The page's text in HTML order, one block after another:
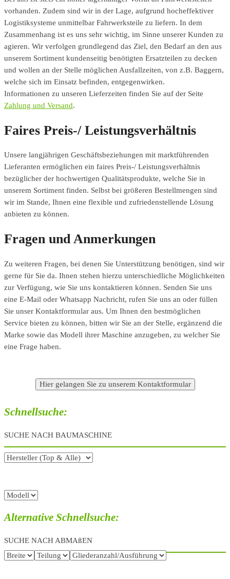
vorhanden. Zudem sind wir in der Lage, aufgrund hocheffektiver
Logistiksysteme unmittelbar Fahrwerksteile zu liefern. In dem
Zusammenhang ist es uns sehr wichtig, im Sinne unserer Kunden zu
agieren. Wir verfolgen grundlegend das Ziel, den Bedarf an den aus
unserem Sortiment kundenseitig benötigten Ersatzteilen zu decken
und wollen an der Stelle möglichen Ausfallzeiten, von z.B. Baggern,
welche sich im Einsatz befinden, entgegenwirken.
Informationen zu unseren Lieferzeiten finden Sie auf der Seite
Zahlung und Versand.
Faires Preis-/ Leistungsverhältnis
Unsere langjährigen Geschäftsbeziehungen mit marktführenden
Lieferanten ermöglichen ein faires Preis-/ Leistungsverhältnis
bezüglicher der hochwertigen Qualitätsprodukte, welche Sie in
unserem Sortiment finden. Selbst bei größeren Bestellmengen sind
wir im Stande, Ihnen eine flexible und zufriedenstellende Lösung
anbieten zu können.
Fragen und Anmerkungen
Zu weiteren Fragen, bei denen Sie Unterstützung benötigen, sind wir
gerne für Sie da. Ihnen stehen hierzu unterschiedliche Möglichkeiten
zur Verfügung, wie Sie uns kontaktieren können. Senden Sie uns
eine E-Mail oder Whatsapp Nachricht, rufen Sie uns an oder füllen
Sie unser Kontaktformular aus. Um Ihnen den bestmöglichen
Service bieten zu können, bitten wir Sie an der Stelle, ergänzend die
Marke sowie das Modell ihrer Maschine anzugeben, zu welcher Sie
eine Frage haben.
Schnellsuche:
SUCHE NACH BAUMASCHINE
Alternative Schnellsuche:
SUCHE NACH ABMAßEN